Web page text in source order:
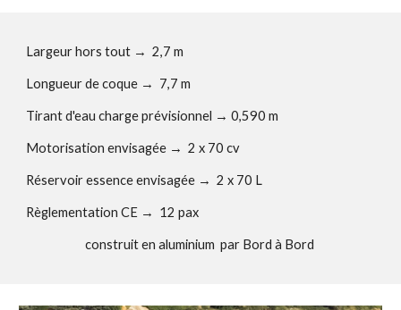
Largeur hors tout →2,7 m
Longueur de coque → 7,7 m
Tirant d'eau charge prévisionnel →0,590 m
Motorisationenvisagée →2 x 70 cv
Réservoir essence envisagée → 2 x 70 L
Règlementation CE → 12 pax
construit en aluminium par Bord à Bord